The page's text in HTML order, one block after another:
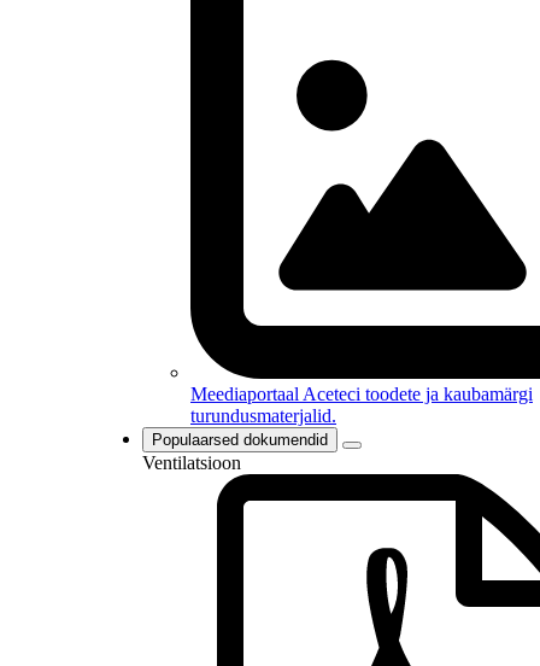
Meediaportaal Aceteci toodete ja kaubamärgi
turundusmaterjalid.
Populaarsed dokumendid
Ventilatsioon